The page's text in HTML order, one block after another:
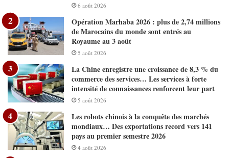
6 août 2026
Opération Marhaba 2026 : plus de 2,74 millions
de Marocains du monde sont entrés au
Royaume au 3 août
5 août 2026
La Chine enregistre une croissance de 8,3 % du
commerce des services… Les services à forte
intensité de connaissances renforcent leur part
5 août 2026
Les robots chinois à la conquête des marchés
mondiaux… Des exportations record vers 141
pays au premier semestre 2026
4 août 2026